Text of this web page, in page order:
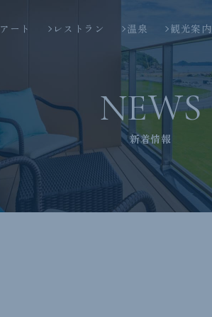
アート レストラン 温泉 観光案内
NEWS
新着情報